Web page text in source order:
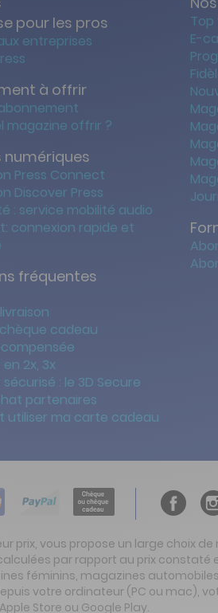
pour les pros
entreprises
à offrir
magazine offrir ?
numériques
Press Connect
Discover Press
: service mobilité audio
connexion rapide et
fréquentes
cadeau
2x, 3x
: le 3D Secure
partenaires
utiliser ma carte cadeau
E-
vous propose un large choix
par rapport au prix
féminins, magazines
votre ordinateur (PC ou mac),
Store ou Google Play.